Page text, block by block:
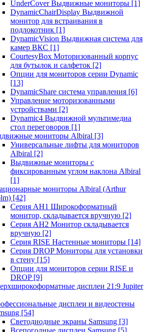
UnderCover Выдвижные мониторы [1]
DynamicChairDisplay Выдвижной
монитор для встраивания в
подлокотник [1]
DynamicVision Выдвижная система для
камер ВКС [1]
CourtesyBox Моторизованный корпус
для бутылок и салфеток [2]
Опции для мониторов серии Dynamic
[13]
DynamicShare система управления [6]
Управление моторизованными
устройствами [2]
Dynamic4 Выдвижной мультимедиа
стол переговоров [1]
мониторы Albiral [3]
Универсальные лифты для мониторов
Albiral [2]
Выдвижные мониторы с
фиксированным углом наклона Albiral
[1]
мониторы Albiral (Arthur
[42]
Серия AH1 Широкоформатный
монитор, складывается вручную [2]
Серия AH2 Монитор складывается
вручную [2]
Серия RISE Настенные мониторы [14]
Серия DROP Мониторы для установки
в стену [15]
Опции для мониторов серии RISE и
DROP [9]
дисплеи 21:9 Jupiter
дисплеи и видеостены
[54]
Светодиодные экраны Samsung [3]
Всепогодные дисплеи Samsung [5]